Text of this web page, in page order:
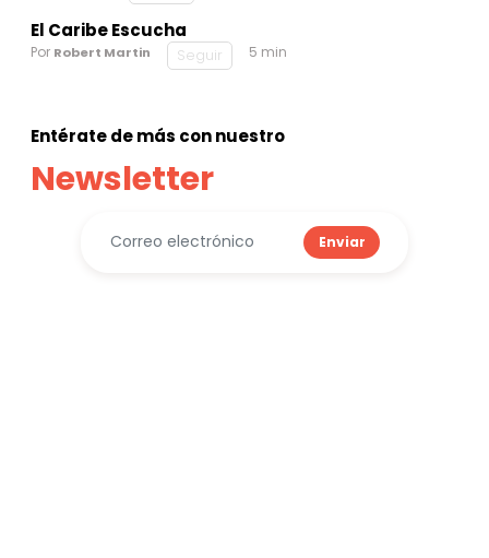
El Caribe Escucha
Por Robert Martin Seguir 5 min
Entérate de más con nuestro
Newsletter
Enviar